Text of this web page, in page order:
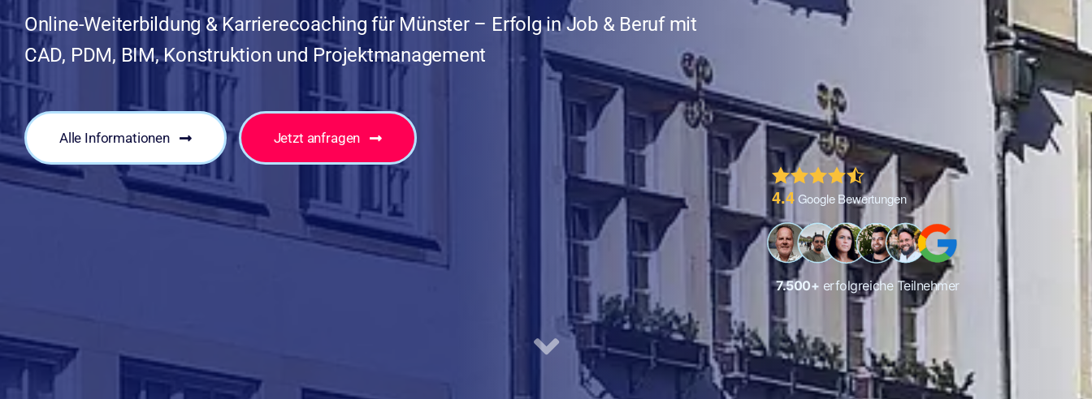
Online-Weiterbildung & Karrierecoaching für Münster – Erfolg in Job & Beruf mit
CAD, PDM, BIM, Konstruktion und Projektmanagement
Alle Informationen Jetzt anfragen
4.4Google Bewertungen
7.500+ erfolgreiche Teilnehmer